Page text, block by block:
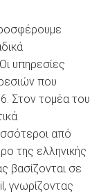
υπηρεσίες
που
Στον τομέα του
από
της ελληνικής
βασίζονται σε
γνωρίζοντας